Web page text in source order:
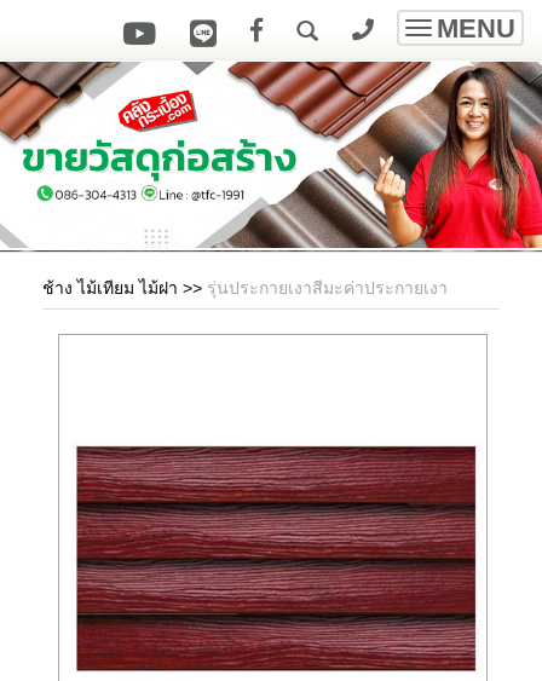
Toggle
MENU
ช้าง ไม้เทียม ไม้ฝา >> รุ่นประกายเงาสีมะค่าประกายเงา